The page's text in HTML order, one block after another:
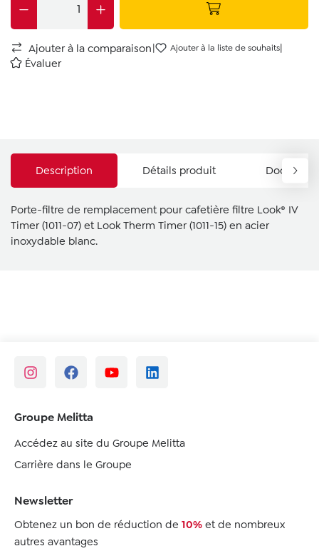
Ajouter à la comparaison| Ajouter à la liste de souhaits|
Évaluer
Description Détails produit
Porte-filtre de remplacement pour cafetière filtre Look® IV
Timer (1011-07) et Look Therm Timer (1011-15) en acier
inoxydable blanc.
Groupe Melitta
Accédez au site du Groupe Melitta
Carrière dans le Groupe
Newsletter
Obtenez un bon de réduction de 10% et de nombreux
autres avantages